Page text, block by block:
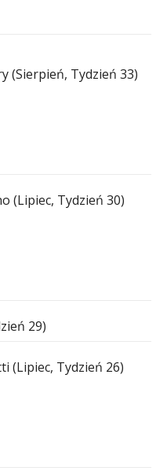
(Sierpień, Tydzień 33)
(Lipiec, Tydzień 30)
29)
(Lipiec, Tydzień 26)